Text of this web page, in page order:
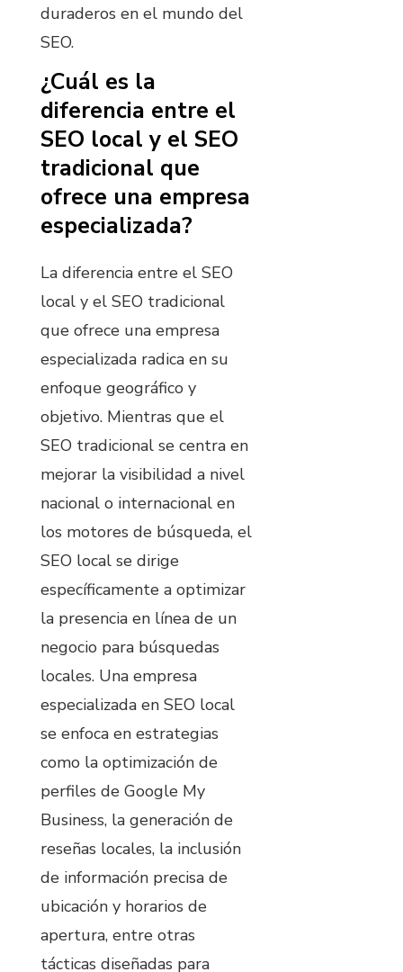
duraderos en el mundo del
SEO.
¿Cuál es la
diferencia entre el
SEO local y el SEO
tradicional que
ofrece una empresa
especializada?
La diferencia entre el SEO
local y el SEO tradicional
que ofrece una empresa
especializada radica en su
enfoque geográfico y
objetivo. Mientras que el
SEO tradicional se centra en
mejorar la visibilidad a nivel
nacional o internacional en
los motores de búsqueda, el
SEO local se dirige
específicamente a optimizar
la presencia en línea de un
negocio para búsquedas
locales. Una empresa
especializada en SEO local
se enfoca en estrategias
como la optimización de
perfiles de Google My
Business, la generación de
reseñas locales, la inclusión
de información precisa de
ubicación y horarios de
apertura, entre otras
tácticas diseñadas para